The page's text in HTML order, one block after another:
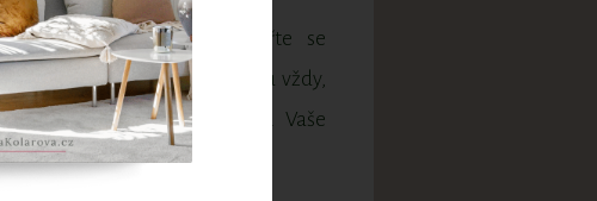
překážkám a zaměřte se
co si přejete. Překážky budou vždy,
musíte vzdát svých přání. Vaše